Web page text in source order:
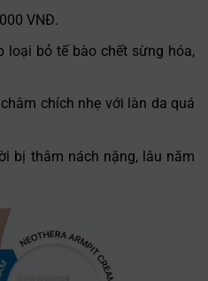
VNĐ.
loại bỏ tế bào chết sừng hóa,
chích nhẹ với làn da quá
bị thâm nách nặng, lâu năm